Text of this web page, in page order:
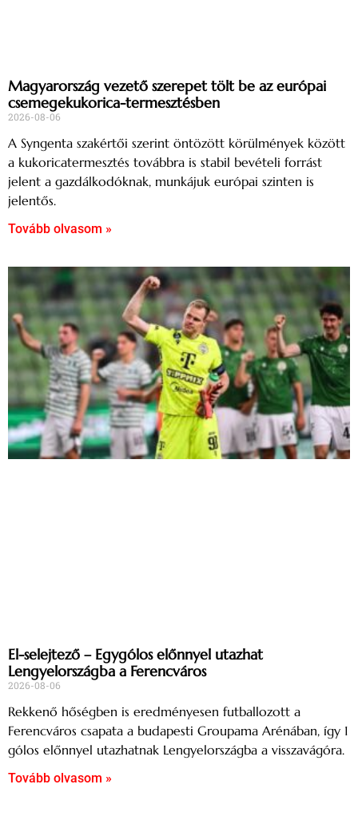
Magyarország vezető szerepet tölt be az európai
csemegekukorica-termesztésben
2026-08-06
A Syngenta szakértői szerint öntözött körülmények között
a kukoricatermesztés továbbra is stabil bevételi forrást
jelent a gazdálkodóknak, munkájuk európai szinten is
jelentős.
Tovább olvasom »
El-selejtező – Egygólos előnnyel utazhat
Lengyelországba a Ferencváros
2026-08-06
Rekkenő hőségben is eredményesen futballozott a
Ferencváros csapata a budapesti Groupama Arénában, így 1
gólos előnnyel utazhatnak Lengyelországba a visszavágóra.
Tovább olvasom »